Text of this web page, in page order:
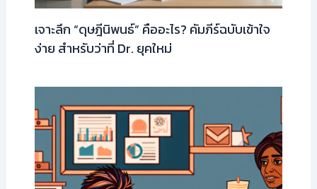
เจาะลึก “ดุษฎีนิพนธ์” คืออะไร? คัมภีร์ฉบับเข้าใจ
ง่าย สำหรับว่าที่ Dr. ยุคใหม่